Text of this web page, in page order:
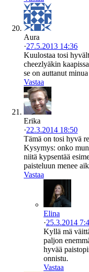
Aura
·27.5.2013 14:36
Kuulostaa tosi
cheezlyäkin
se on auttanut
Vastaa
Erika
·22.3.2014 18:50
Tämä on tosi hyvä
Kysymys: onko
niitä kypsentää
paisteluun menee
Vastaa
Elina
·25.3.2014
Kyllä mä
paljon
hyvää
onnistu.
Vastaa